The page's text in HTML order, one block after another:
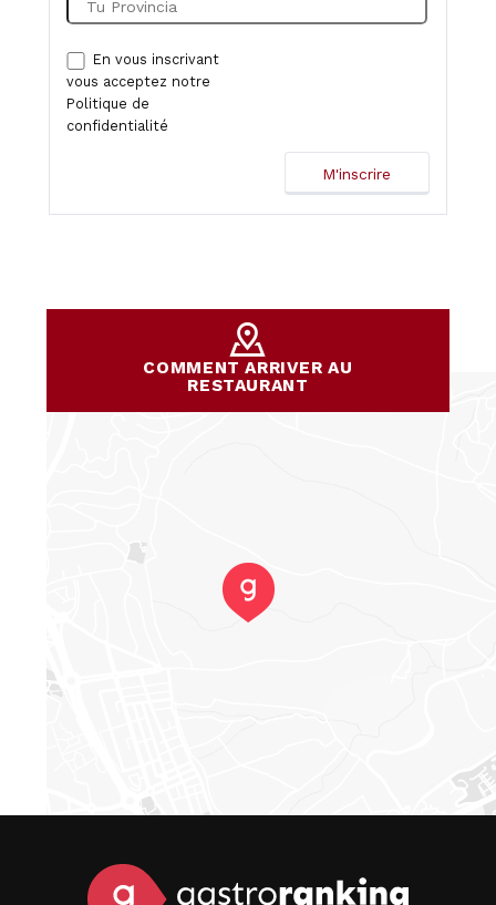
En vous inscrivant
vous acceptez notre
Politique de
confidentialité
COMMENT ARRIVER AU
RESTAURANT